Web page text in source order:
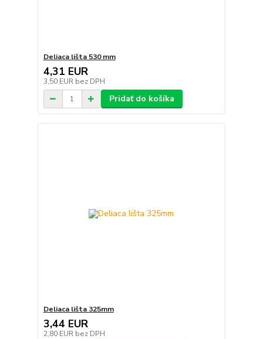
Deliaca lišta 530 mm
4,31 EUR
3,50 EUR bez DPH
Pridať do košíka
Deliaca lišta 325mm
3,44 EUR
2,80 EUR bez DPH